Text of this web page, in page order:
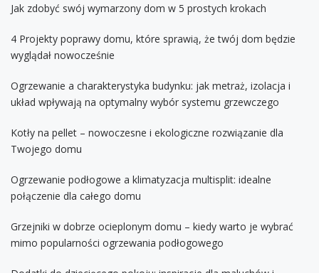
Jak zdobyć swój wymarzony dom w 5 prostych krokach
4 Projekty poprawy domu, które sprawią, że twój dom będzie
wyglądał nowocześnie
Ogrzewanie a charakterystyka budynku: jak metraż, izolacja i
układ wpływają na optymalny wybór systemu grzewczego
Kotły na pellet – nowoczesne i ekologiczne rozwiązanie dla
Twojego domu
Ogrzewanie podłogowe a klimatyzacja multisplit: idealne
połączenie dla całego domu
Grzejniki w dobrze ocieplonym domu – kiedy warto je wybrać
mimo popularności ogrzewania podłogowego